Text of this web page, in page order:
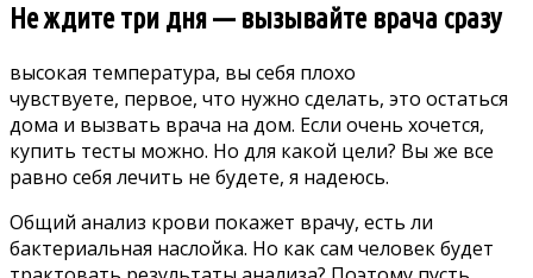
Не ждите три дня — вызывайте врача сразу
высокая температура, вы себя плохо
чувствуете, первое, что нужно сделать, это остаться
дома и вызвать врача на дом. Если очень хочется,
купить тесты можно. Но для какой цели? Вы же все
равно себя лечить не будете, я надеюсь.
Общий анализ крови покажет врачу, есть ли
бактериальная наслойка. Но как сам человек будет